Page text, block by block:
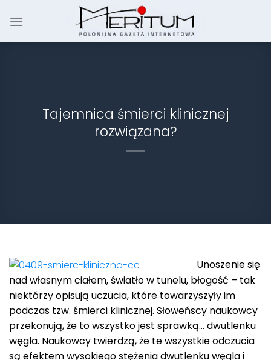
Tajemnica śmierci klinicznej
rozwiązana?
Unoszenie się
nad własnym ciałem, światło w tunelu, błogość – tak
niektórzy opisują uczucia, które towarzyszyły im
podczas tzw. śmierci klinicznej. Słoweńscy naukowcy
przekonują, że to wszystko jest sprawką… dwutlenku
węgla. Naukowcy twierdzą, że te wszystkie odczucia
są efektem wysokiego stężenia dwutlenku węgla i